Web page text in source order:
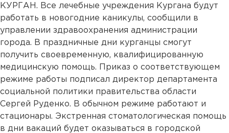
КУРГАН. Все лечебные учреждения Кургана будут
работать в новогодние каникулы, сообщили в
управлении здравоохранения администрации
города. В праздничные дни курганцы смогут
получить своевременную, квалифицированную
медицинскую помощь. Приказ о соответствующем
режиме работы подписал директор департамента
социальной политики правительства области
Сергей Руденко. В обычном режиме работают и
стационары. Экстренная стоматологическая помощь
в дни вакаций будет оказываться в городской